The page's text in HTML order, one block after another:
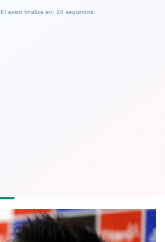
El aviso finaliza en: 19 segundos.